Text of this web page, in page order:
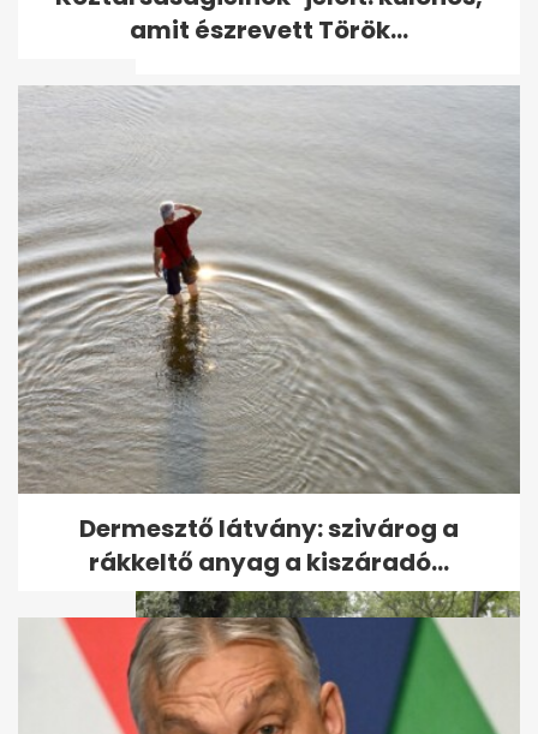
zuhant le egy repülő
Brazíliában
Turbulenciába került a
Singapore Airlines gépe, egy
ember meghalt
amit észrevett Török...
Dermesztő látvány: szivárog a
rákkeltő anyag a kiszáradó...